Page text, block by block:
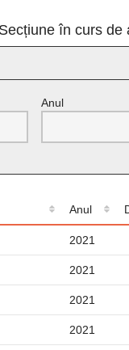
Secțiune în curs de
Anul
Anul
2021
2021
2021
2021